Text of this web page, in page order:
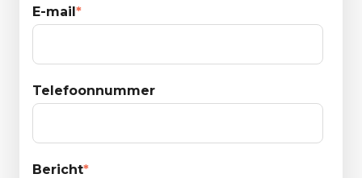
E-mail*
Telefoonnummer
Bericht*